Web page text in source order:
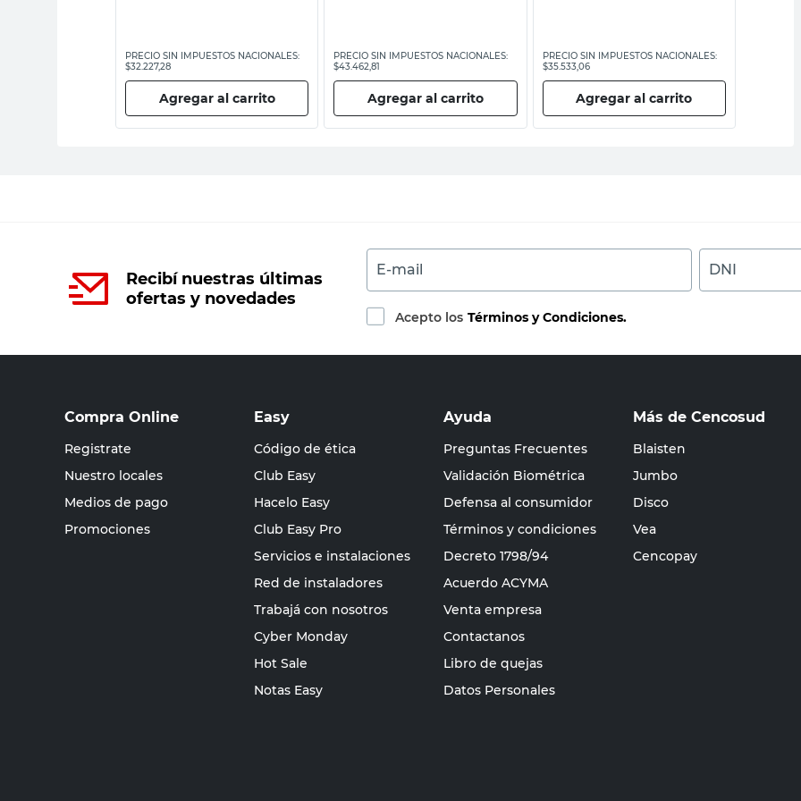
PRECIO SIN IMPUESTOS NACIONALES:
$32.227,28
Agregar al carrito
PRECIO SIN IMPUESTOS NACIONALES:
$43.462,81
Agregar al carrito
PRECIO SIN IMPUESTOS NACIONALES:
$35.533,06
Agregar al carrito
Recibí nuestras últimas
ofertas y novedades
E-mail DNI
Acepto los Términos y Condiciones.
Compra Online
Registrate
Nuestro locales
Medios de pago
Promociones
Easy
Código de ética
Club Easy
Hacelo Easy
Club Easy Pro
Servicios e instalaciones
Red de instaladores
Trabajá con nosotros
Cyber Monday
Hot Sale
Notas Easy
Ayuda
Preguntas Frecuentes
Validación Biométrica
Defensa al consumidor
Términos y condiciones
Decreto 1798/94
Acuerdo ACYMA
Venta empresa
Contactanos
Libro de quejas
Datos Personales
Más de Cencosud
Blaisten
Jumbo
Disco
Vea
Cencopay